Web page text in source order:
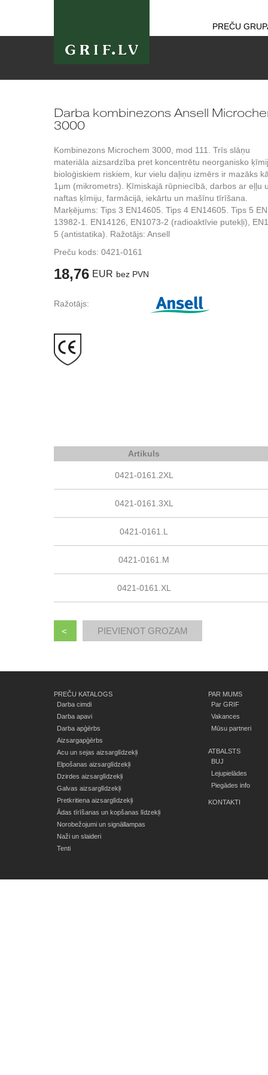
PREČU
Darba kombinezons Ansell
3000
Kombinezons Microchem 3000, mod 111. Trīs slāņu
materiāla aizsardzība pret koncentrētu neorganisko
bioloģiskiem riskiem, kur vielu daļiņu izmērs ir mazāks
1μm (mikrometrs). Ķīmiskajā rūpniecībā, darbos ar eļļu
naftas ķīmiju, farmācijā, iekārtu un mašīnu tīrīšana.
Marķējums: Tips 3 EN14605. Tips 4 EN14605. Tips 5
13982-1. EN14126, EN1073-2 (radioaktīvie putekļi),
5 (antistatika). Ražotājs: Ansell
Preču kods: 0421-0161
18,76 EUR bez PVN
Ražotājs:
Artikuls
0421-0161.2XL
0421-0161.3XL
0421-0161.L
0421-0161.M
0421-0161.XL
<
PREČU KATALOGS
Darba cimdi
Darba apavi
Darba apģērbs
Aizsargapģērbs
Acu un sejas aizsarglīdzekļi
Elpošanas aizsarglīdzekļi
Dzirdes aizsarglīdzekļi
Galvas aizsarglīdzekļi
Pretkritiena aizsarglīdzekļi
Ādas tīrīšanas un kopšanas līdzekļi
Norobežojumi un signāllampas
Naži un slaideri
Tenti
PAR MUMS
Par GRIF
Vakances
Mūsu partneri
ATBALSTS
BUJ
Lejupielādes
Piegādes info
KONTAKTI